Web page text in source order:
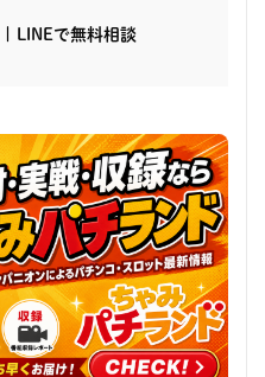
LINEで無料相談